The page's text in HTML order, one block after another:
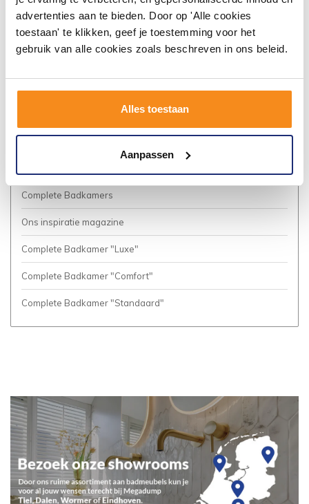
advertenties aan te bieden. Door op 'Alle cookies
toestaan' te klikken, geef je toestemming voor het
gebruik van alle cookies zoals beschreven in ons beleid.
Alles toestaan
Aanpassen
Algemene voorwaarden
Vacatures
Complete Badkamers
Ons inspiratie magazine
Complete Badkamer "Luxe"
Complete Badkamer "Comfort"
Complete Badkamer "Standaard"